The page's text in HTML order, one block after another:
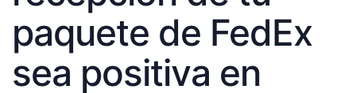
paquete de FedEx
sea positiva en